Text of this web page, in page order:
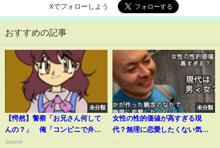
文风向标
Xでフォローしよう
おすすめの記事
未分類
【愕然】警察「お兄さん何して
んの？」 俺「コンビニで弁当
買って食ってる」 → 結
Source:
未分類
女性の性的価値が高すぎる現
代？無理に恋愛したくない気持